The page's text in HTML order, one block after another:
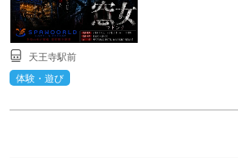
天王寺駅前
体験・遊び